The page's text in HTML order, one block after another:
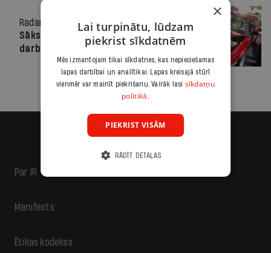
Radars
09.06.2011.
Sāks vieglo auto virsbūvju remonta
darbnīcu sertifikāciju
Par IR
Manifests
Ētikas kodekss
×
Lai turpinātu, lūdzam
piekrist sīkdatnēm
Mēs izmantojam tikai sīkdatnes, kas nepieciešamas
lapas darbībai un analītikai. Lapas kreisajā stūrī
vienmēr var mainīt piekrišanu. Vairāk lasi sīkdatņu
politikā.
PIEKRIST VISĀM
RĀDĪT DETAĻAS